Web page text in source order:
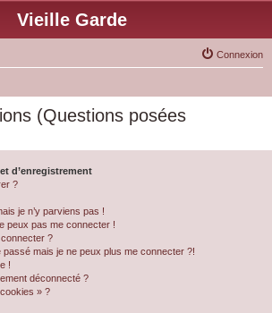
Vieille Garde
Connexion
(Questions posées
d’enregistrement
?
je n’y parviens pas !
peux pas me connecter !
?
mais je ne peux plus me connecter ?!
!
déconnecté ?
» ?